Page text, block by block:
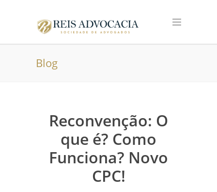
Blog
Reconvenção: O
que é? Como
Funciona? Novo
CPC!